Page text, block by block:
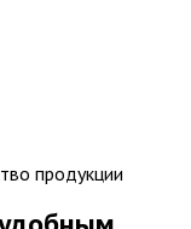
продукции